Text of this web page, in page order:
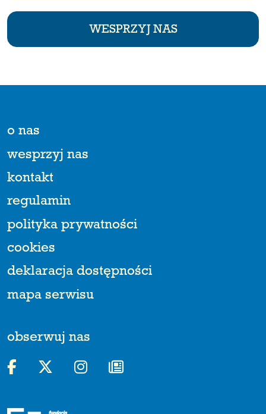
WESPRZYJ NAS
o nas
wesprzyj nas
kontakt
regulamin
polityka prywatności
cookies
deklaracja dostępności
mapa serwisu
obserwuj nas